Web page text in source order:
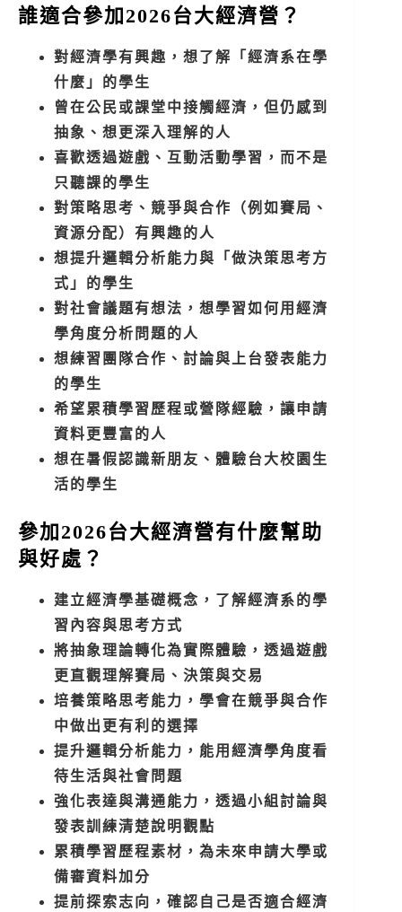
誰適合參加2026台大經濟營？
對經濟學有興趣，想了解「經濟系在學
什麼」的學生
曾在公民或課堂中接觸經濟，但仍感到
抽象、想更深入理解的人
喜歡透過遊戲、互動活動學習，而不是
只聽課的學生
對策略思考、競爭與合作（例如賽局、
資源分配）有興趣的人
想提升邏輯分析能力與「做決策思考方
式」的學生
對社會議題有想法，想學習如何用經濟
學角度分析問題的人
想練習團隊合作、討論與上台發表能力
的學生
希望累積學習歷程或營隊經驗，讓申請
資料更豐富的人
想在暑假認識新朋友、體驗台大校園生
活的學生
參加2026台大經濟營有什麼幫助
與好處？
建立經濟學基礎概念，了解經濟系的學
習內容與思考方式
將抽象理論轉化為實際體驗，透過遊戲
更直觀理解賽局、決策與交易
培養策略思考能力，學會在競爭與合作
中做出更有利的選擇
提升邏輯分析能力，能用經濟學角度看
待生活與社會問題
強化表達與溝通能力，透過小組討論與
發表訓練清楚說明觀點
累積學習歷程素材，為未來申請大學或
備審資料加分
提前探索志向，確認自己是否適合經濟